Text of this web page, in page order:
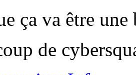
ça va être
de